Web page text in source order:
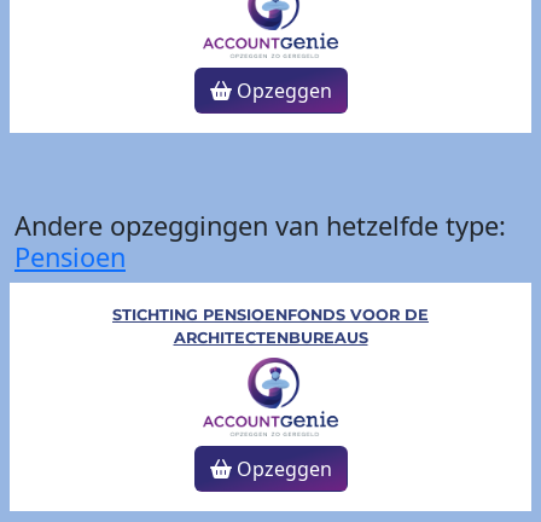
Opzeggen
Andere opzeggingen van hetzelfde type:
Pensioen
STICHTING PENSIOENFONDS VOOR DE
ARCHITECTENBUREAUS
Opzeggen